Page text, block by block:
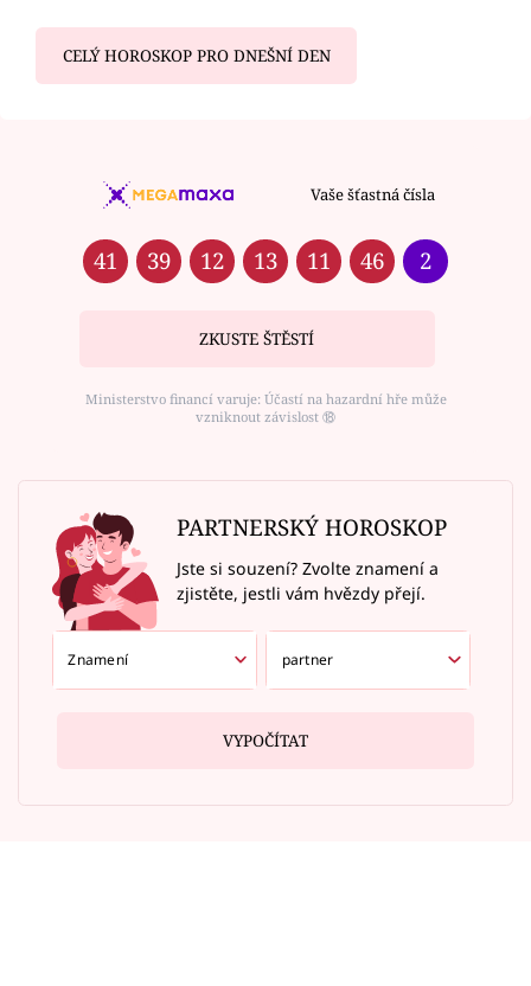
CELÝ HOROSKOP PRO DNEŠNÍ DEN
Vaše šťastná čísla
41 39 12 13 11 46 2
ZKUSTE ŠTĚSTÍ
Ministerstvo financí varuje: Účastí na hazardní hře může
vzniknout závislost ⑱
PARTNERSKÝ HOROSKOP
Jste si souzení? Zvolte znamení a
zjistěte, jestli vám hvězdy přejí.
VYPOČÍTAT